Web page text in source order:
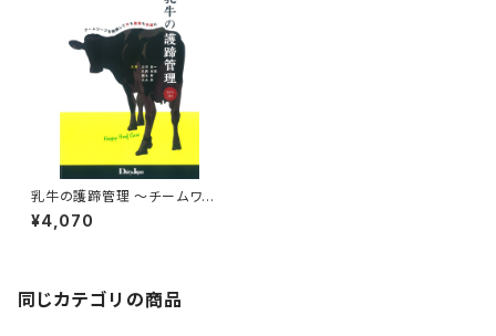
乳牛の護蹄管理 ～チームワー
クを発揮して牛も農場も快適に
～
¥4,070
同じカテゴリの商品